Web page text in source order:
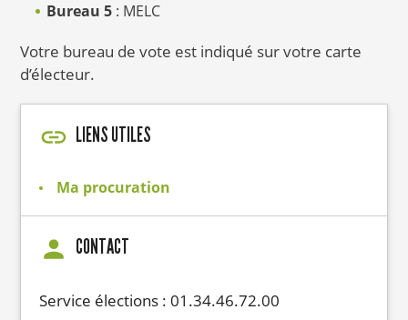
Bureau 5: MELC
Votre bureau de vote est indiqué sur votre carte
d’électeur.
LIENS UTILES
Ma procuration
CONTACT
Service élections : 01.34.46.72.00